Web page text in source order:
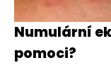
Numulární
pomoci?